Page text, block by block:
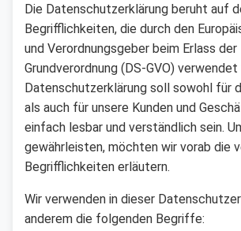
Die Datenschutzerklärung beruht auf
Begrifflichkeiten, die durch den
und Verordnungsgeber beim Erlass
Grundverordnung (DS-GVO) verwendet
Datenschutzerklärung soll sowohl für
als auch für unsere Kunden und
einfach lesbar und verständlich sein.
gewährleisten, möchten wir vorab die
Begrifflichkeiten erläutern.
Wir verwenden in dieser
anderem die folgenden Begriffe: